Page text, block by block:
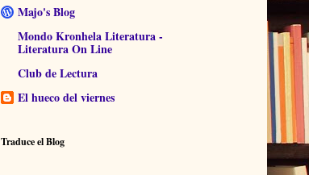
Majo's Blog
Mondo Kronhela Literatura -
Literatura On Line
Club de Lectura
El hueco del viernes
Traduce el Blog